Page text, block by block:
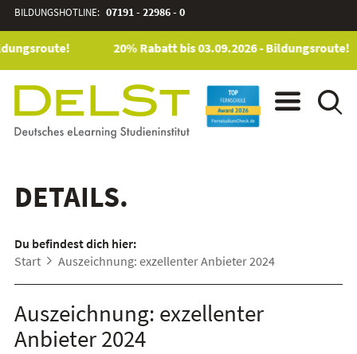
BILDUNGSHOTLINE: 07191 - 22986 - 0
20% Rabatt bis 03.09.2026 - Bildungsroute!
DETAILS.
Du befindest dich hier:
Start
Auszeichnung: exzellenter Anbieter 2024
Auszeichnung: exzellenter
Anbieter 2024